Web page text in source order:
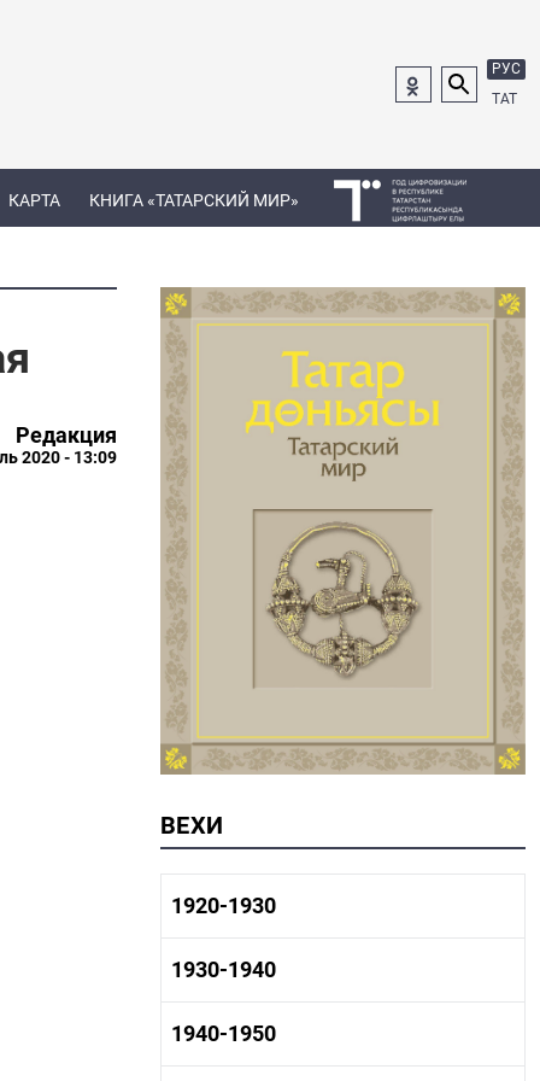
РУС
ТАТ
КАРТА КНИГА «ТАТАРСКИЙ МИР»
Редакция
2020 - 13:09
ВЕХИ
1920-1930
1920-1930 история
1920-1930 культура
1930-1940
1930-1940 история
1930-1940 культура
1940-1950